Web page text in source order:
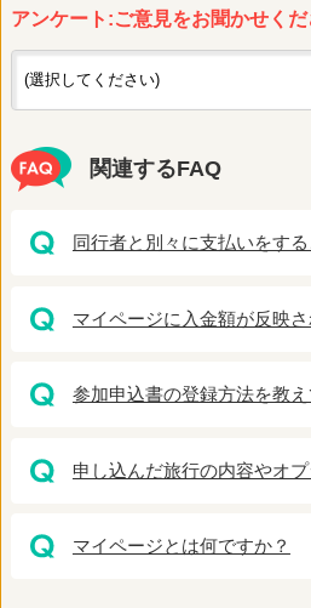
アンケート:ご意見をお聞かせく
関連するFAQ
同行者と別々に支払いをす
マイページに入金額が反映さ
参加申込書の登録方法を教え
申し込んだ旅行の内容やオ
マイページとは何ですか？